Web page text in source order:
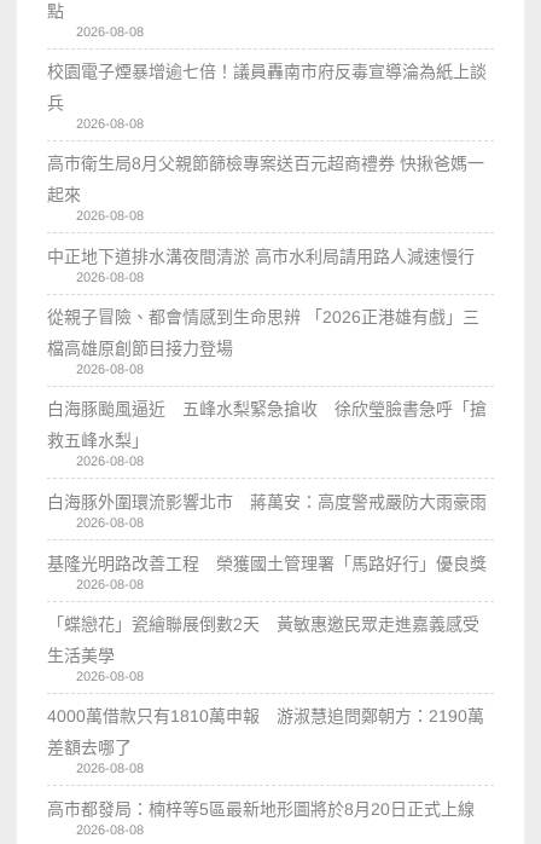
點
2026-08-08
校園電子煙暴增逾七倍！議員轟南市府反毒宣導淪為紙上談
兵
2026-08-08
高市衛生局8月父親節篩檢專案送百元超商禮券 快揪爸媽一
起來
2026-08-08
中正地下道排水溝夜間清淤 高市水利局請用路人減速慢行
2026-08-08
從親子冒險、都會情感到生命思辨 「2026正港雄有戲」三
檔高雄原創節目接力登場
2026-08-08
白海豚颱風逼近 五峰水梨緊急搶收 徐欣瑩臉書急呼「搶
救五峰水梨」
2026-08-08
白海豚外圍環流影響北市 蔣萬安：高度警戒嚴防大雨豪雨
2026-08-08
基隆光明路改善工程 榮獲國土管理署「馬路好行」優良獎
2026-08-08
「蝶戀花」瓷繪聯展倒數2天 黃敏惠邀民眾走進嘉義感受
生活美學
2026-08-08
4000萬借款只有1810萬申報 游淑慧追問鄭朝方：2190萬
差額去哪了
2026-08-08
高市都發局：楠梓等5區最新地形圖將於8月20日正式上線
2026-08-08